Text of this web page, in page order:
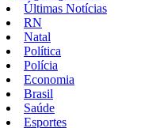
Últimas Notícias
RN
Natal
Política
Polícia
Economia
Brasil
Saúde
Esportes